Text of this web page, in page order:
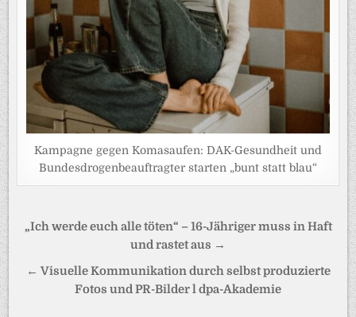
Kampagne gegen Komasaufen: DAK-Gesundheit und
Bundesdrogenbeauftragter starten „bunt statt blau“
Beitragsnavigation
„Ich werde euch alle töten“ – 16-Jähriger muss in Haft
und rastet aus →
← Visuelle Kommunikation durch selbst produzierte
Fotos und PR-Bilder l dpa-Akademie